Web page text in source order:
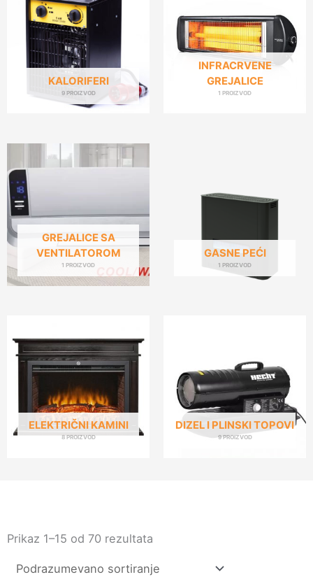
KALORIFERI
9 PROIZVOD
INFRACRVENE
GREJALICE
1 PROIZVOD
GREJALICE SA
VENTILATOROM
1 PROIZVOD
GASNE PEĆI
1 PROIZVOD
ELEKTRIČNI KAMINI
8 PROIZVOD
DIZEL I PLINSKI TOPOVI
9 PROIZVOD
Prikaz 1–15 od 70 rezultata